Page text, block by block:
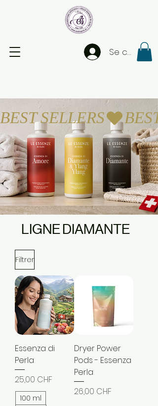
Se
BEST SELLERS
LIGNE DIAMANTE
Filtrer
Essenza di
Perla
Prix
25,00 CHF
100 ml
Dryer Power
Pods - Essenza
Perla
Prix
26,00 CHF